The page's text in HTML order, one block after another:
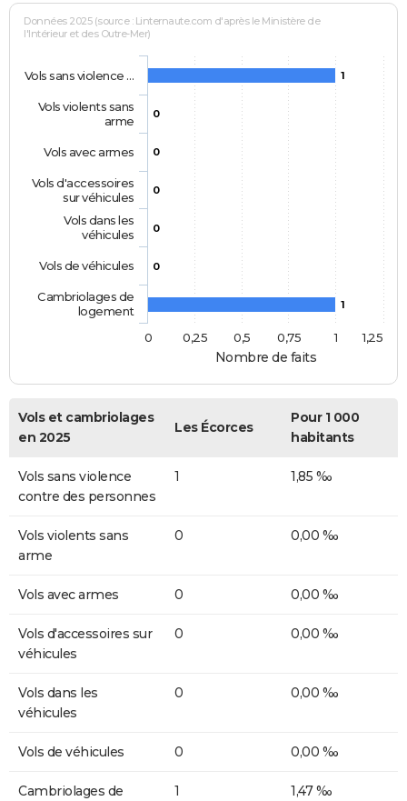
Nombre de faits
Données 2025 (source : Linternaute.com d'après le Ministère de
l'Intérieur et des Outre-Mer)
1
0
0
0
0
0
1
Vols sans violence …
Vols violents sans
arme
Vols avec armes
Vols d'accessoires
sur véhicules
Vols dans les
véhicules
Vols de véhicules
Cambriolages de
logement
0
1
0,25 0,5 0,75 1,25
Vols et cambriolages
en 2025
Les Écorces
Pour 1 000
habitants
Vols sans violence
contre des personnes
1 1,85 ‰
Vols violents sans
arme
0 0,00 ‰
Vols avec armes 0 0,00 ‰
Vols d'accessoires sur
véhicules
0 0,00 ‰
Vols dans les
véhicules
0 0,00 ‰
Vols de véhicules 0 0,00 ‰
Cambriolages de
1 1,47 ‰